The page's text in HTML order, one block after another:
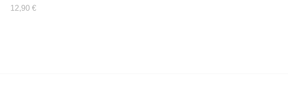
12,90 €
12,90 €